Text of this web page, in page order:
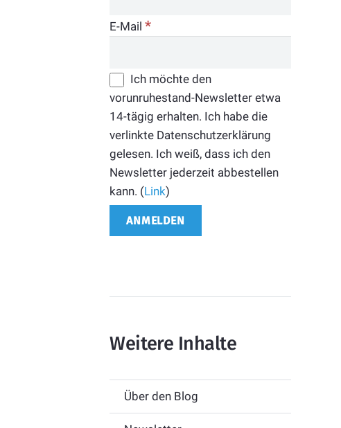
E-Mail*
Ich möchte den
vorunruhestand-Newsletter etwa
14-tägig erhalten. Ich habe die
verlinkte Datenschutzerklärung
gelesen. Ich weiß, dass ich den
Newsletter jederzeit abbestellen
kann. (Link)
Weitere Inhalte
Über den Blog